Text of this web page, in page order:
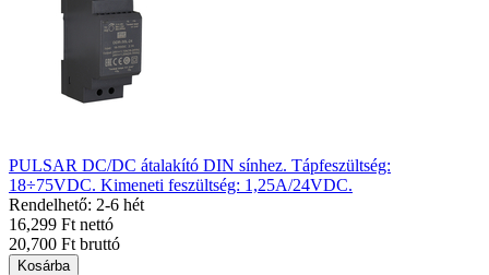
PULSAR DC/DC átalakító DIN sínhez. Tápfeszültség:
18÷75VDC. Kimeneti feszültség: 1,25A/24VDC.
Rendelhető: 2-6 hét
16,299 Ft nettó
20,700 Ft bruttó
Kosárba